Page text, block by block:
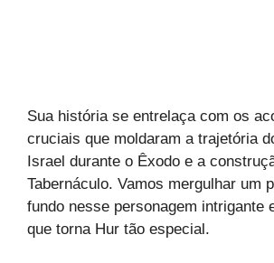
Sua história se entrelaça com os
cruciais que moldaram a trajetória
Israel durante o Êxodo e a
Tabernáculo. Vamos mergulhar um
fundo nesse personagem intrigante
que torna Hur tão especial.